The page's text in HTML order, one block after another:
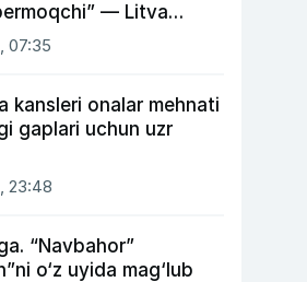
— Litva
vaziri
07:35
kansleri onalar mehnati
gaplari uchun uzr
23:48
“Navbahor”
o‘z uyida mag‘lub